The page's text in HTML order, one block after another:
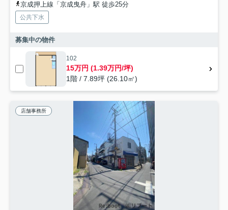
京成押上線「京成曳舟」駅 徒歩25分
公共下水
募集中の物件
102
15万円 (1.39万円/坪)
1階 / 7.89坪 (26.10㎡)
店舗事務所